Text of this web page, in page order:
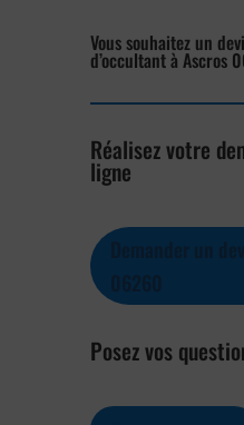
Vous souhaitez un
d’occultant à Ascros
Réalisez votre
ligne
Posez vos